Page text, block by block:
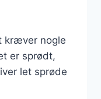
kræver nogle
er sprødt,
let sprøde